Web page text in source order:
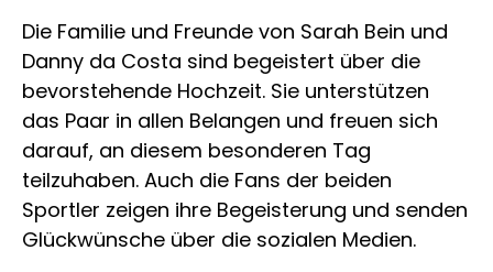
Die Familie und Freunde von Sarah Bein und
Danny da Costa sind begeistert über die
bevorstehende Hochzeit. Sie unterstützen
das Paar in allen Belangen und freuen sich
darauf, an diesem besonderen Tag
teilzuhaben. Auch die Fans der beiden
Sportler zeigen ihre Begeisterung und senden
Glückwünsche über die sozialen Medien.